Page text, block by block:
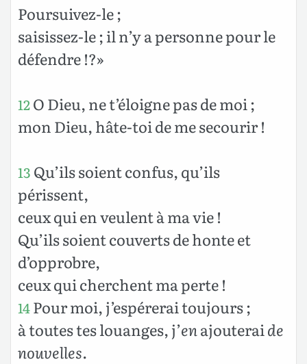
Poursuivez-le ;
saisissez-le ; il n’y a personne pour le
défendre !?»
12O Dieu, ne t’éloigne pas de moi ;
mon Dieu, hâte-toi de me secourir !
13 Qu’ils soient confus, qu’ils
périssent,
ceux qui en veulent à ma vie !
Qu’ils soient couverts de honte et
d’opprobre,
ceux qui cherchent ma perte !
14Pour moi, j’espérerai toujours ;
à toutes tes louanges, j’enajouteraide
nouvelles.